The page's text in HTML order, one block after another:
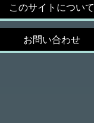
このサイトについて
お問い合わせ